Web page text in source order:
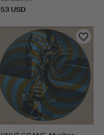
53 USD